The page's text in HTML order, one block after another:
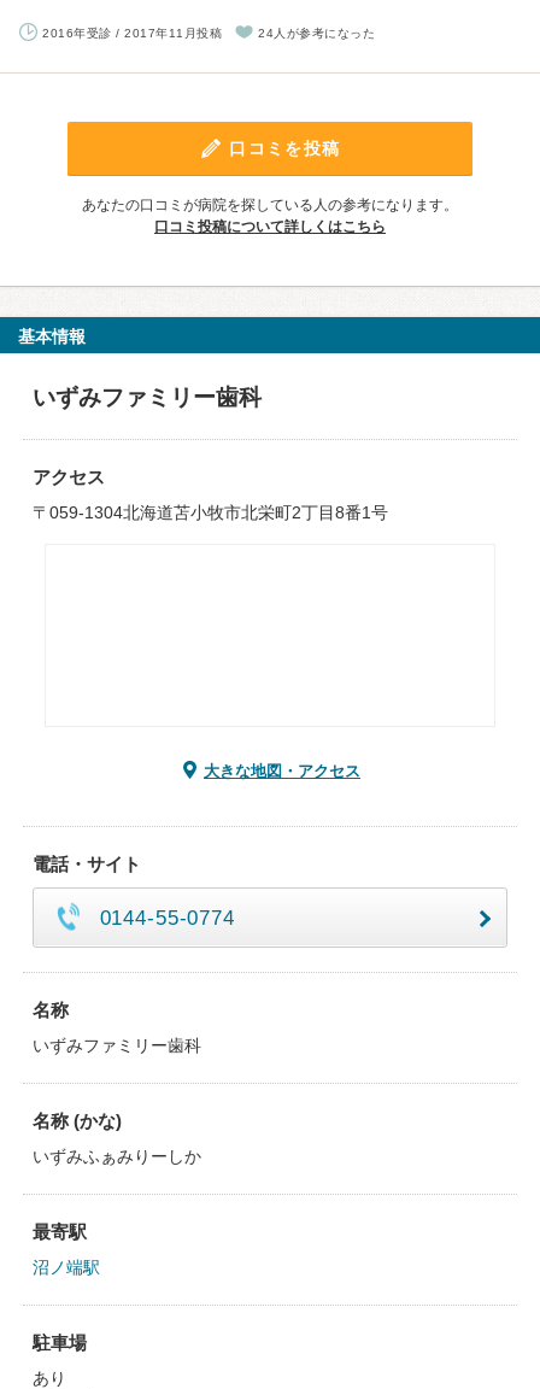
2016年受診 / 2017年11月投稿 24人が参考になった
口コミを投稿
あなたの口コミが病院を探している人の参考になります。
口コミ投稿について詳しくはこちら
基本情報
いずみファミリー歯科
アクセス
〒059-1304北海道苫小牧市北栄町2丁目8番1号
大きな地図・アクセス
電話・サイト
0144-55-0774
名称
いずみファミリー歯科
名称 (かな)
いずみふぁみりーしか
最寄駅
沼ノ端駅
駐車場
あり